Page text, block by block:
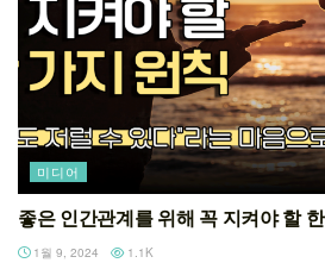
미디어
좋은 인간관계를 위해 꼭 지켜야 할
1월 9, 2024 1.1K